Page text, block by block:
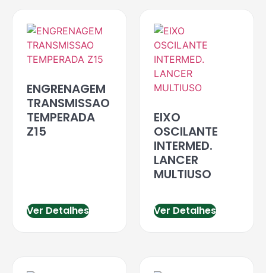
ENGRENAGEM
TRANSMISSAO
TEMPERADA
Z15
Ver Detalhes
EIXO
OSCILANTE
INTERMED.
LANCER
MULTIUSO
Ver Detalhes